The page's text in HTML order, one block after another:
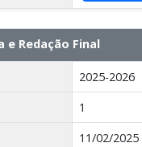
e Redação Final
2025-2026
1
11/02/2025